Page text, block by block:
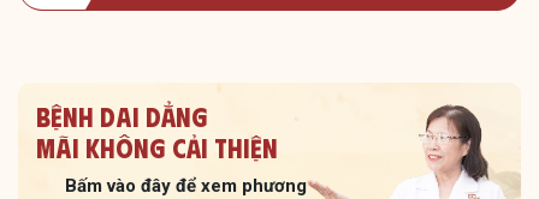
Bệnh dai dẳng
Mãi không cải thiện
Bấm vào đây để xem phương